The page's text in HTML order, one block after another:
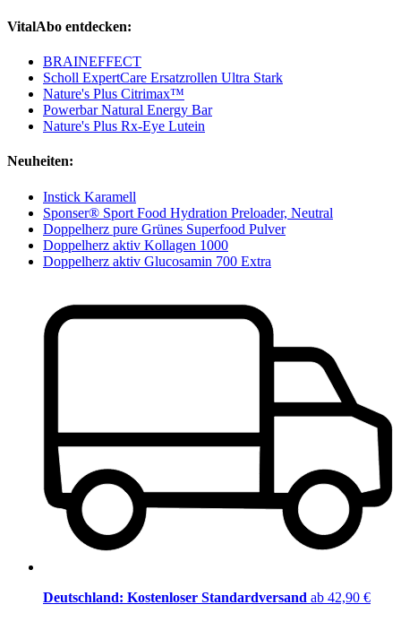
VitalAbo entdecken:
BRAINEFFECT
Scholl ExpertCare Ersatzrollen Ultra Stark
Nature's Plus Citrimax™
Powerbar Natural Energy Bar
Nature's Plus Rx-Eye Lutein
Neuheiten:
Instick Karamell
Sponser® Sport Food Hydration Preloader, Neutral
Doppelherz pure Grünes Superfood Pulver
Doppelherz aktiv Kollagen 1000
Doppelherz aktiv Glucosamin 700 Extra
Deutschland: Kostenloser Standardversand ab 42,90 €